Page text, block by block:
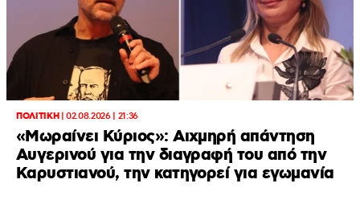
ΠΟΛΙΤΙΚΗ|02.08.2026 | 21:36
«Μωραίνει Κύριος»: Αιχμηρή απάντηση
Αυγερινού για την διαγραφή του από την
Καρυστιανού, την κατηγορεί για εγωμανία